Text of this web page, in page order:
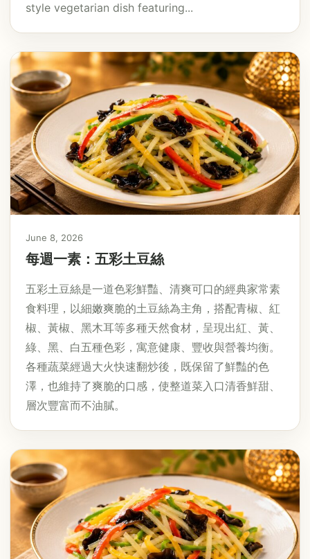
style vegetarian dish featuring...
June 8, 2026
每週一素：五彩土豆絲
五彩土豆絲是一道色彩鮮豔、清爽可口的經典家常素
食料理，以細嫩爽脆的土豆絲為主角，搭配青椒、紅
椒、黃椒、黑木耳等多種天然食材，呈現出紅、黃、
綠、黑、白五種色彩，寓意健康、豐收與營養均衡。
各種蔬菜經過大火快速翻炒後，既保留了鮮豔的色
澤，也維持了爽脆的口感，使整道菜入口清香鮮甜、
層次豐富而不油膩。